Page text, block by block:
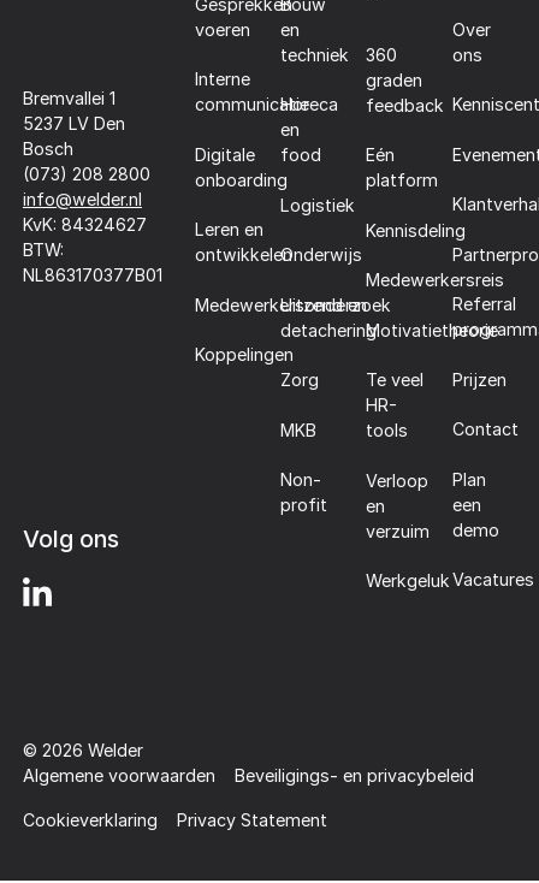
Bremvallei 1
5237 LV Den
Bosch
(073) 208 2800
info@welder.nl
KvK: 84324627
BTW:
NL863170377B01
Volg ons
Gesprekken
voeren
Interne
communicatie
Digitale
onboarding
Leren en
ontwikkelen
Medewerkersonderzoek
Koppelingen
Bouw
en
techniek
Horeca
en
food
Logistiek
Onderwijs
Uitzend en
detachering
Zorg
MKB
Non-
profit
360
graden
feedback
Eén
platform
Kennisdeling
Medewerkersreis
Motivatietheorie
Te veel
HR-
tools
Verloop
en
verzuim
Werkgeluk
Over
ons
Referral
Prijzen
Contact
Plan
een
demo
Vacatures
© 2026 Welder
Algemene voorwaarden
Beveiligings- en privacybeleid
Cookieverklaring Privacy Statement